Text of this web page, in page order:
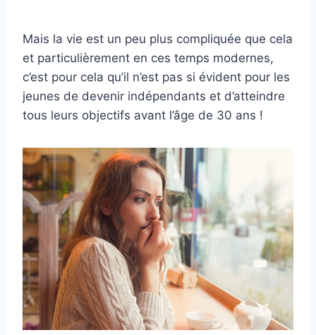
Mais la vie est un peu plus compliquée que cela
et particulièrement en ces temps modernes,
c’est pour cela qu’il n’est pas si évident pour les
jeunes de devenir indépendants et d’atteindre
tous leurs objectifs avant l’âge de 30 ans !